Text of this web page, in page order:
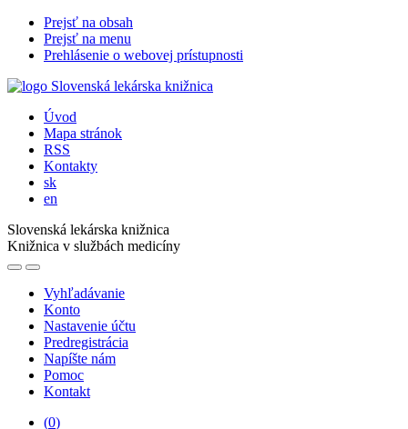
Prejsť na obsah
Prejsť na menu
Prehlásenie o webovej prístupnosti
Úvod
Mapa stránok
RSS
Kontakty
sk
en
Slovenská lekárska knižnica
Knižnica v službách medicíny
Vyhľadávanie
Konto
Nastavenie účtu
Predregistrácia
Napíšte nám
Pomoc
Kontakt
(0)